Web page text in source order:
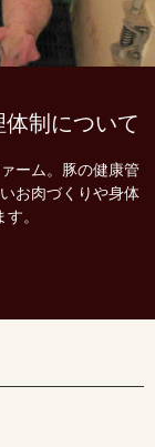
制について
ーム。豚の健康管
お肉づくりや身体
。